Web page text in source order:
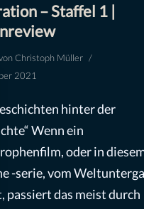
– Staffel 1 |
Christoph Müller
2021
hinter der
Wenn ein
oder in
-serie, vom
passiert das meist durch